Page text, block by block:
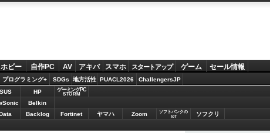
ホビー 自作PC AV アキバ スマホ スタートアップ ゲーム セール情報
プログラミング+ SDGs 地方活性 PUACL2026 ChallengersJP
HP ゲーミングPC
STORM
Belkin
Backlog Fortinet ヤマハ Zoom
ソフトバンクの
IoT
ソフクリ